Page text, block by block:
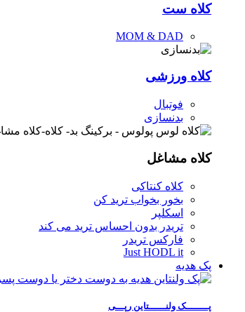
کلاه ست
MOM & DAD
کلاه ورزشی
فوتبال
بدنسازی
کلاه مشاغل
کلاه کنتاکی
بخور بخواب ترید کن
اسکلپر
تریدر بدون احساس ترید می کند
فارکس تریدر
Just HODL it
پک هدیه
پــــــــک ولنــــــتاین رپـــی